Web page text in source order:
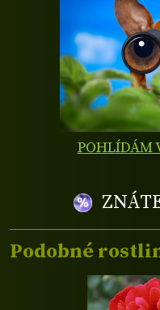
POHLÍDÁM
Podobné